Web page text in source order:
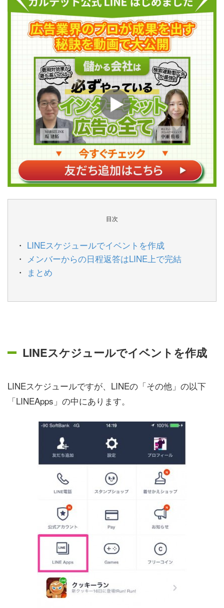
目次
LINEスケジュールでイベントを作成
メンバーからの日程返答はLINE上で完結
まとめ
LINEスケジュールでイベントを作成
LINEスケジュールですが、LINEの「その他」の以下
「LINEApps」の中にあります。